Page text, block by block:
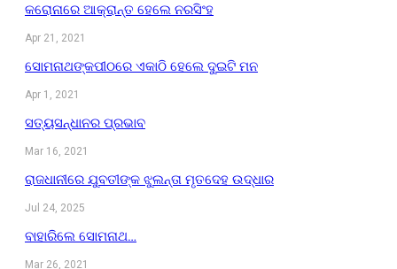
କରୋନାରେ ଆକ୍ରାନ୍ତ ହେଲେ ନରସିଂହ
Apr 21, 2021
ସୋମନାଥଙ୍କପୀଠରେ ଏକାଠି ହେଲେ ଦୁଇଟି ମନ
Apr 1, 2021
ସତ୍ୟସନ୍ଧାନର ପ୍ରଭାବ
Mar 16, 2021
ରାଜଧାନୀରେ ଯୁବତୀଙ୍କ ଝୁଲନ୍ତା ମୃତଦେହ ଉଦ୍ଧାର
Jul 24, 2025
ବାହାରିଲେ ସୋମନାଥ…
Mar 26, 2021